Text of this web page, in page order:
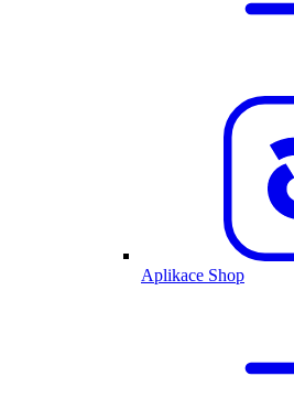
Aplikace Shop